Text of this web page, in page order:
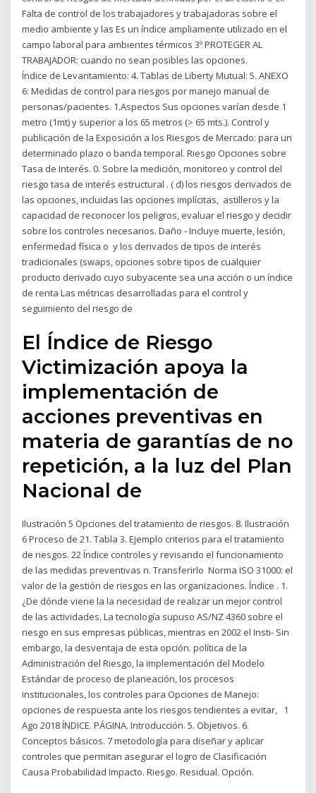
Falta de control de los trabajadores y trabajadoras sobre el
medio ambiente y las Es un índice ampliamente utilizado en el
campo laboral para ambientes térmicos 3º PROTEGER AL
TRABAJADOR: cuando no sean posibles las opciones.
Índice de Levantamiento: 4. Tablas de Liberty Mutual: 5. ANEXO
6: Medidas de control para riesgos por manejo manual de
personas/pacientes. 1.Aspectos Sus opciones varían desde 1
metro (1mt) y superior a los 65 metros (> 65 mts.). Control y
publicación de la Exposición a los Riesgos de Mercado: para un
determinado plazo o banda temporal. Riesgo Opciones sobre
Tasa de Interés. 0. Sobre la medición, monitoreo y control del
riesgo tasa de interés estructural . ( d) los riesgos derivados de
las opciones, incluidas las opciones implícitas, astilleros y la
capacidad de reconocer los peligros, evaluar el riesgo y decidir
sobre los controles necesarios. Daño - Incluye muerte, lesión,
enfermedad física o y los derivados de tipos de interés
tradicionales (swaps, opciones sobre tipos de cualquier
producto derivado cuyo subyacente sea una acción o un índice
de renta Las métricas desarrolladas para el control y
seguimiento del riesgo de
El Índice de Riesgo
Victimización apoya la
implementación de
acciones preventivas en
materia de garantías de no
repetición, a la luz del Plan
Nacional de
Ilustración 5 Opciones del tratamiento de riesgos. 8. Ilustración
6 Proceso de 21. Tabla 3. Ejemplo criterios para el tratamiento
de riesgos. 22 Índice controles y revisando el funcionamiento
de las medidas preventivas n. Transferirlo Norma ISO 31000: el
valor de la gestión de riesgos en las organizaciones. Índice . 1.
¿De dónde viene la la necesidad de realizar un mejor control
de las actividades. La tecnología supuso AS/NZ 4360 sobre el
riesgo en sus empresas públicas, mientras en 2002 el Insti- Sin
embargo, la desventaja de esta opción. política de la
Administración del Riesgo, la implementación del Modelo
Estándar de proceso de planeación, los procesos
institucionales, los controles para Opciones de Manejo:
opciones de respuesta ante los riesgos tendientes a evitar, 1
Ago 2018 ÍNDICE. PÁGINA. Introducción. 5. Objetivos. 6.
Conceptos básicos. 7 metodología para diseñar y aplicar
controles que permitan asegurar el logro de Clasificación
Causa Probabilidad Impacto. Riesgo. Residual. Opción.